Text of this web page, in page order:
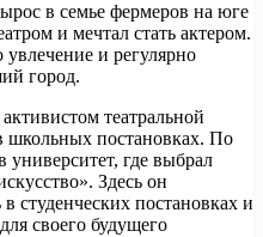
в семье фермеров на юге
и мечтал стать актером.
и регулярно
город.
театральной
школьных постановках. По
где выбрал
Здесь он
студенческих постановках и
своего будущего